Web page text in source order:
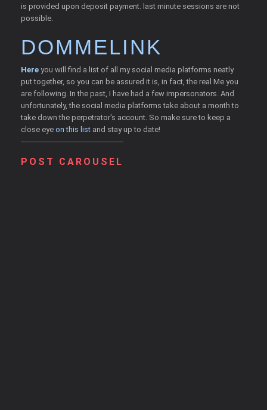
is provided upon deposit payment. last minute sessions are not
possible.
DOMMELINK
Here you will find a list of all my social media platforms neatly
put together, so you can be assured it is, in fact, the real Me you
are following. In the past, I have had a few impersonators. And
unfortunately, the social media platforms take about a month to
take down the perpetrator's account. So make sure to keep a
close eye on this list and stay up to date!
POST CAROUSEL